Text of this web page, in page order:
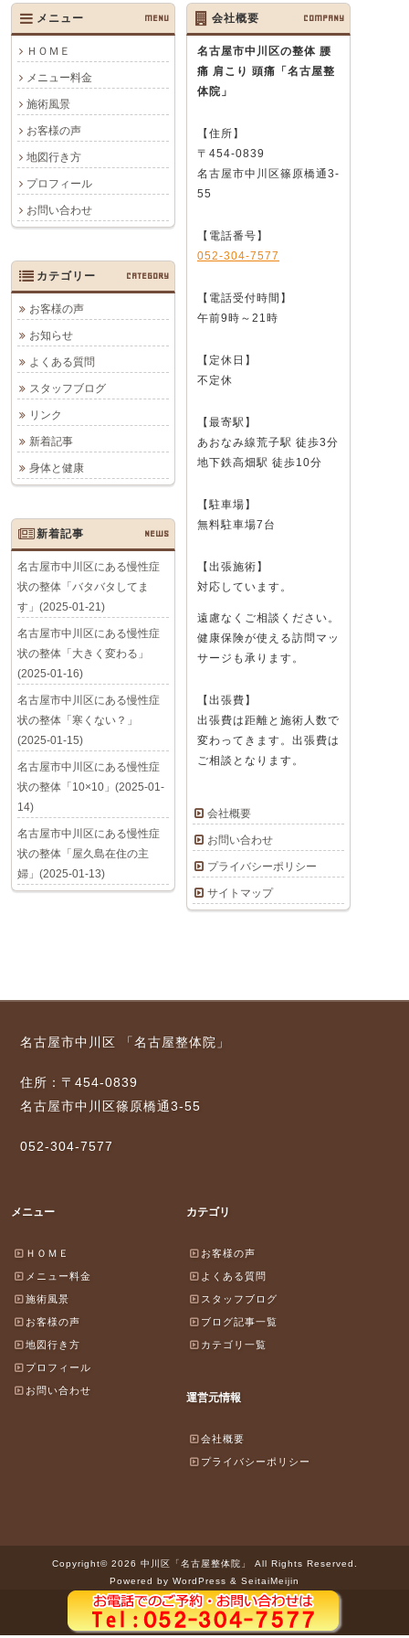
メニュー MENU
ＨＯＭＥ
メニュー料金
施術風景
お客様の声
地図行き方
プロフィール
お問い合わせ
会社概要 COMPANY
名古屋市中川区の整体 腰
痛 肩こり 頭痛 「名古屋整
体院」
【住所】
〒454-0839
名古屋市中川区篠原橋通3-
55
【電話番号】
052-304-7577
【電話受付時間】
午前9時～21時
【定休日】
不定休
【最寄駅】
あおなみ線荒子駅 徒歩3分
地下鉄高畑駅 徒歩10分
【駐車場】
無料駐車場7台
【出張施術】
対応しています。
遠慮なくご相談ください。
健康保険が使える訪問マッ
サージも承ります。
【出張費】
出張費は距離と施術人数で
変わってきます。出張費は
ご相談となります。
会社概要
お問い合わせ
プライバシーポリシー
サイトマップ
カテゴリー CATEGORY
お客様の声
お知らせ
よくある質問
スタッフブログ
リンク
新着記事
身体と健康
新着記事 NEWS
名古屋市中川区にある慢性症
状の整体「バタバタしてま
す」(2025-01-21)
名古屋市中川区にある慢性症
状の整体「大きく変わる」
(2025-01-16)
名古屋市中川区にある慢性症
状の整体「寒くない？」
(2025-01-15)
名古屋市中川区にある慢性症
状の整体「10×10」(2025-01-
14)
名古屋市中川区にある慢性症
状の整体「屋久島在住の主
婦」(2025-01-13)
名古屋市中川区 「名古屋整体院」
住所：〒454-0839
名古屋市中川区篠原橋通3-55
052-304-7577
メニュー
ＨＯＭＥ
メニュー料金
施術風景
お客様の声
地図行き方
プロフィール
お問い合わせ
カテゴリ
お客様の声
よくある質問
スタッフブログ
ブログ記事一覧
カテゴリ一覧
運営元情報
会社概要
プライバシーポリシー
Copyright© 2026 中川区「名古屋整体院」 All Rights Reserved.
Powered by WordPress & SeitaiMeijin